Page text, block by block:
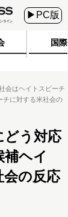
▶PC版
国際
会はヘイトスピーチ
チに対する米社会の
どう対応
ヘイ
会の反応